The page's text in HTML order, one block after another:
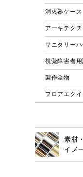
消火器ケース
アーキテク
サニタリー
視覚障害者
製作金物
フロアエクイ
素材
イメ